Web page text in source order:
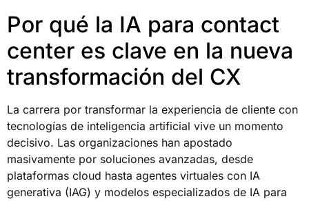
Por qué la IA para contact
center es clave en la nueva
transformación del CX
La carrera por transformar la experiencia de cliente con
tecnologías de inteligencia artificial vive un momento
decisivo. Las organizaciones han apostado
masivamente por soluciones avanzadas, desde
plataformas cloud hasta agentes virtuales con IA
generativa (IAG) y modelos especializados de IA para